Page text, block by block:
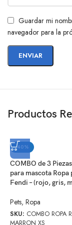
Guardar mi
navegador para la
Productos
-40%
COMBO de 3
para mascota
Fendi – (rojo, gris,
Pets, Ropa
SKU: COMBO ROPA
MARRON XS